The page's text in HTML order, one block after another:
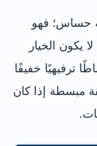
حساس؛ فهو
يكون الخيار
ترفيهيًا خفيفًا
مبسطة إذا كان